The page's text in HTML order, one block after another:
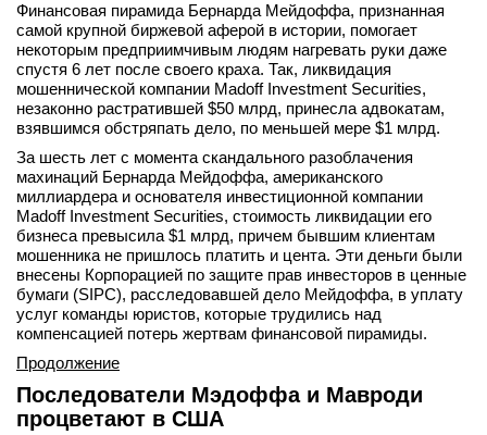
Финансовая пирамида Бернарда Мейдоффа, признанная
самой крупной биржевой аферой в истории, помогает
некоторым предприимчивым людям нагревать руки даже
спустя 6 лет после своего краха. Так, ликвидация
мошеннической компании Madoff Investment Securities,
незаконно растратившей $50 млрд, принесла адвокатам,
взявшимся обстряпать дело, по меньшей мере $1 млрд.
За шесть лет с момента скандального разоблачения
махинаций Бернарда Мейдоффа, американского
миллиардера и основателя инвестиционной компании
Madoff Investment Securities, стоимость ликвидации его
бизнеса превысила $1 млрд, причем бывшим клиентам
мошенника не пришлось платить и цента. Эти деньги были
внесены Корпорацией по защите прав инвесторов в ценные
бумаги (SIPC), расследовавшей дело Мейдоффа, в уплату
услуг команды юристов, которые трудились над
компенсацией потерь жертвам финансовой пирамиды.
Продолжение
Последователи Мэдоффа и Мавроди
процветают в США